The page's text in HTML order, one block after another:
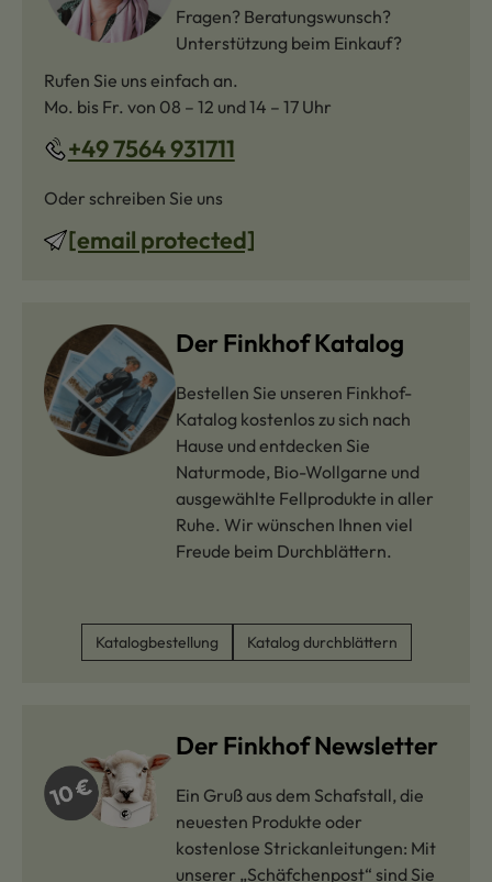
Fragen? Beratungswunsch?
Unterstützung beim Einkauf?
Rufen Sie uns einfach an.
Mo. bis Fr. von 08 – 12 und 14 – 17 Uhr
+49 7564 931711
Oder schreiben Sie uns
[email protected]
Der Finkhof Katalog
Bestellen Sie unseren Finkhof-
Katalog kostenlos zu sich nach
Hause und entdecken Sie
Naturmode, Bio-Wollgarne und
ausgewählte Fellprodukte in aller
Ruhe. Wir wünschen Ihnen viel
Freude beim Durchblättern.
Katalogbestellung Katalog durchblättern
Der Finkhof Newsletter
Ein Gruß aus dem Schafstall, die
neuesten Produkte oder
kostenlose Strickanleitungen: Mit
unserer „Schäfchenpost“ sind Sie